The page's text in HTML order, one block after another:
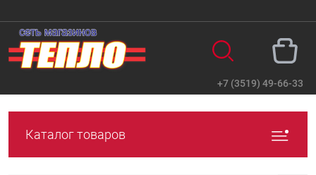
+7 (3519) 49-66-33
Каталог товаров